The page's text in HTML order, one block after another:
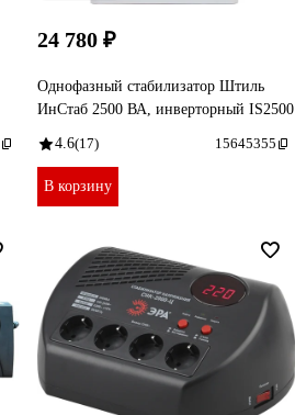
24 780 ₽
Однофазный стабилизатор Штиль
ИнСтаб 2500 ВА, инверторный IS2500
4.6(17) 15645355
В корзину